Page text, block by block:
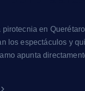
pirotecnia en
los espectáculos y
apunta